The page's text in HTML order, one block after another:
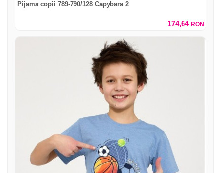
Pijama copii 789-790/128 Capybara 2
174,64 RON